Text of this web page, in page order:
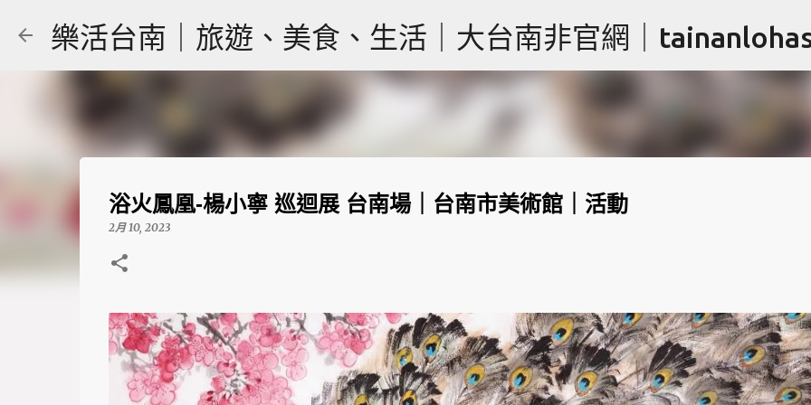
跳到主要內容
樂活台南｜旅遊、美食、生活｜大台南非官網｜
浴火鳳凰-楊小寧 巡迴展 台南場｜台南市美術館｜活動
2月 10, 2023